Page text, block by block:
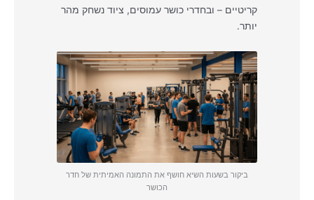
קריטיים – ובחדרי כושר עמוסים, ציוד נשחק מהר
יותר.
ביקור בשעות השיא חושף את התמונה האמיתית של חדר
הכושר